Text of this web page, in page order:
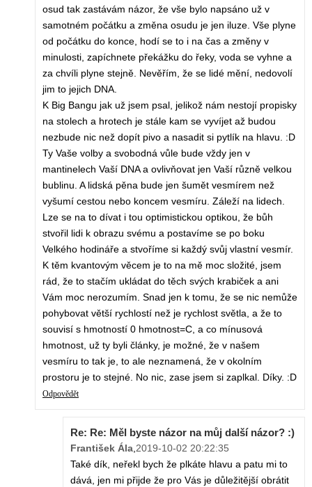
osud tak zastávám názor, že vše bylo napsáno už v
samotném počátku a změna osudu je jen iluze. Vše plyne
od počátku do konce, hodí se to i na čas a změny v
minulosti, zapíchnete překážku do řeky, voda se vyhne a
za chvíli plyne stejně. Nevěřím, že se lidé mění, nedovolí
jim to jejich DNA.
K Big Bangu jak už jsem psal, jelikož nám nestojí propisky
na stolech a hrotech je stále kam se vyvíjet až budou
nezbude nic než dopít pivo a nasadit si pytlík na hlavu. :D
Ty Vaše volby a svobodná vůle bude vždy jen v
mantinelech Vaší DNA a ovlivňovat jen Vaší různě velkou
bublinu. A lidská pěna bude jen šumět vesmírem než
vyšumí cestou nebo koncem vesmíru. Záleží na lidech.
Lze se na to dívat i tou optimistickou optikou, že bůh
stvořil lidi k obrazu svému a postavíme se po boku
Velkého hodináře a stvoříme si každý svůj vlastní vesmír.
K těm kvantovým věcem je to na mě moc složité, jsem
rád, že to stačím ukládat do těch svých krabiček a ani
Vám moc nerozumím. Snad jen k tomu, že se nic nemůže
pohybovat větší rychlostí než je rychlost světla, a že to
souvisí s hmotností 0 hmotnost=C, a co mínusová
hmotnost, už ty byli články, je možné, že v našem
vesmíru to tak je, to ale neznamená, že v okolním
prostoru je to stejné. No nic, zase jsem si zaplkal. Díky. :D
Odpovědět
Re: Re: Měl byste názor na můj další názor? :)
František Ála,2019-10-02 20:22:35
Také dík, neřekl bych že plkáte hlavu a patu mi to
dává, jen mi přijde že pro Vás je důležitější obrátit